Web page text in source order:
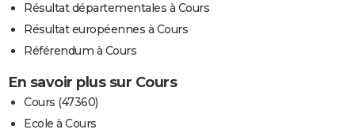
Résultat départementales à Cours
Résultat européennes à Cours
Référendum à Cours
En savoir plus sur Cours
Cours (47360)
Ecole à Cours